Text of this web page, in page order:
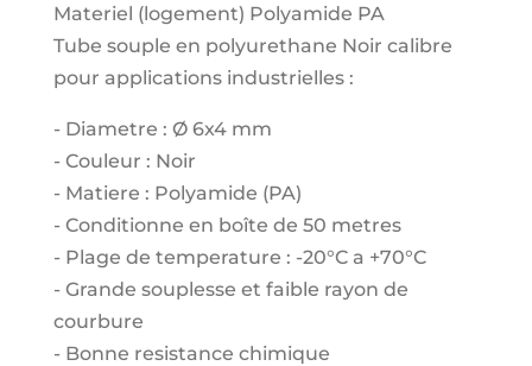
Materiel (logement) Polyamide PA
Tube souple en polyurethane Noir calibre
pour applications industrielles :
- Diametre : Ø 6x4 mm
- Couleur : Noir
- Matiere : Polyamide (PA)
- Conditionne en boîte de 50 metres
- Plage de temperature : -20°C a +70°C
- Grande souplesse et faible rayon de
courbure
- Bonne resistance chimique